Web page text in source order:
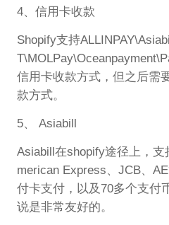
4、信用卡收款
Shopify支持
信用卡收款方式，但之后需
款方式。
5、 Asiabill
Asiabill在shopify途径上，
merican Express、JCB、
付卡支付，以及70多个支付
说是非常友好的。